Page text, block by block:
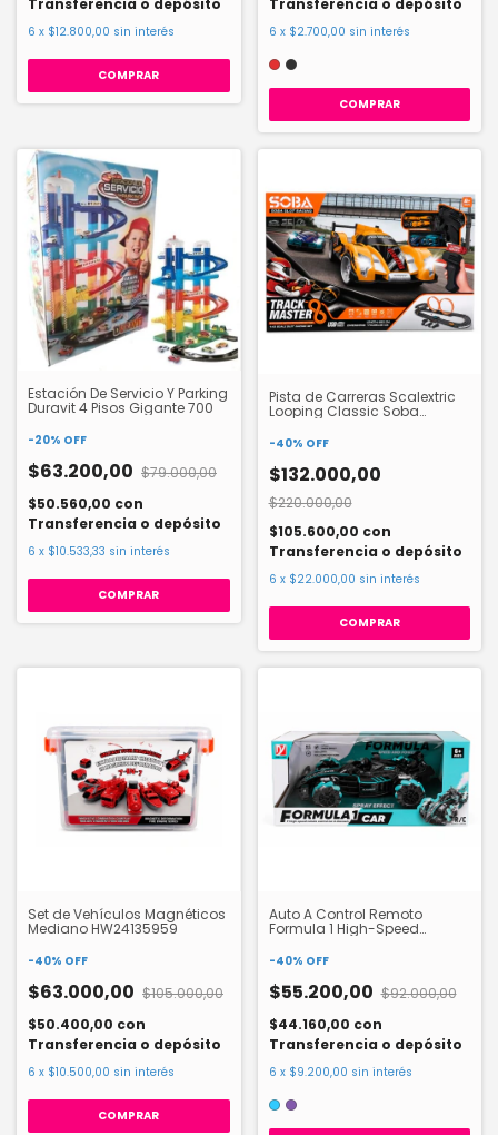
Transferencia o depósito
6 x $12.800,00 sin interés
Transferencia o depósito
6 x $2.700,00 sin interés
COMPRAR
Estación De Servicio Y Parking
Duravit 4 Pisos Gigante 700
-20% OFF
$63.200,00 $79.000,00
$50.560,00 con
Transferencia o depósito
6 x $10.533,33 sin interés
Pista de Carreras Scalextric
Looping Classic Soba
-40% OFF
$132.000,00
$220.000,00
$105.600,00 con
Transferencia o depósito
6 x $22.000,00 sin interés
Set de Vehículos Magnéticos
Mediano HW24135959
-40% OFF
$63.000,00 $105.000,00
$50.400,00 con
Transferencia o depósito
6 x $10.500,00 sin interés
Auto A Control Remoto
Formula 1 High-Speed
-40% OFF
$55.200,00 $92.000,00
$44.160,00 con
Transferencia o depósito
6 x $9.200,00 sin interés